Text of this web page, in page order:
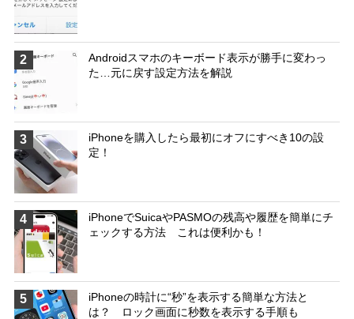
2
Androidスマホのキーボード表示が勝手に変わっ
た…元に戻す設定方法を解説
3
iPhoneを購入したら最初にオフにすべき10の設
定！
4
iPhoneでSuicaやPASMOの残高や履歴を簡単にチ
ェックする方法 これは便利かも！
5
iPhoneの時計に“秒”を表示する簡単な方法と
は？ ロック画面に秒数を表示する手順も